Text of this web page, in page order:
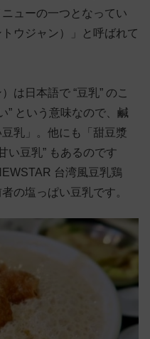
ューの一つとなってい
ウジャン）」と呼ばれて
は日本語で “豆乳” のこ
” という意味なので、鹹
乳」。他にも「甜豆漿
い豆乳” もあるのです
台湾風豆乳鶏
の塩っぱい豆乳です。